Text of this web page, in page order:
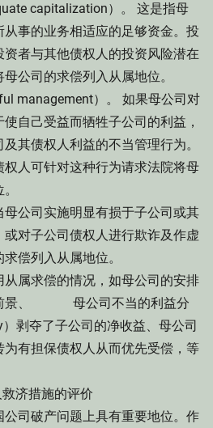
capitalization）。 这是指母
事的业务相适应的足够资金。投
者与其他债权人的投资风险潜在
公司的求偿列入从属地位。
management）。 如果母公司对
自己受益而牺牲子公司的利益，
其债权人利益的不当管理行为。
人可针对这种行为请求法院将母
公司实施明显有损于子公司或其
对子公司债权人进行欺诈及作虚
偿列入从属地位。
属求偿的情况，如母公司的安排
前景、 母公司不当的利益分
剥夺了子公司的净收益、母公司
有担保债权人从而优先受偿，等
济措施的评价
司破产问题上具有重要地位。作